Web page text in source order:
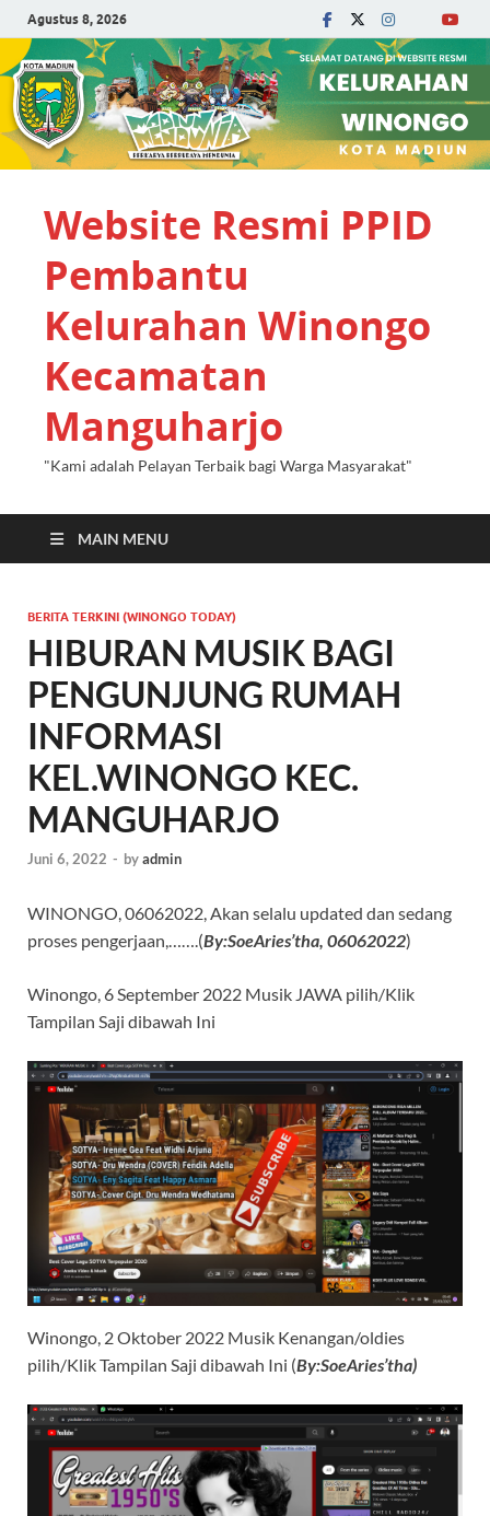
Agustus 8, 2026
Website Resmi PPID
Pembantu
Kelurahan Winongo
Kecamatan
Manguharjo
"Kami adalah Pelayan Terbaik bagi Warga Masyarakat"
MAIN MENU
BERITA TERKINI (WINONGO TODAY)
HIBURAN MUSIK BAGI
PENGUNJUNG RUMAH
INFORMASI
KEL.WINONGO KEC.
MANGUHARJO
Juni 6, 2022 - byadmin
WINONGO, 06062022, Akan selalu updated dan sedang
proses pengerjaan,…….(By:SoeAries’tha, 06062022)
Winongo, 6 September 2022 Musik JAWA pilih/Klik
Tampilan Saji dibawah Ini
Winongo, 2 Oktober 2022 Musik Kenangan/oldies
pilih/Klik Tampilan Saji dibawah Ini (By:SoeAries’tha)